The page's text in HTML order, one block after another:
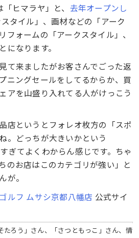
ヒマラヤ」と、 去年オープンし
スタイル」、画材などの「アーク
フォームの「アークスタイル」、
になります。
て来ましたがお客さんでごった返
ニングセールをしてるからか、買
アを山盛り入れてる人がけっこう
店というとフォレオ枚方の「スポ
。どっちが大きいかという
てよくわからん感じです。ちゃ
のお店はこのカテゴリが強い」と
が。
ルフ ムサシ京都八幡店 公式サイ
ろう」さん、「さつともっこ」さん、情